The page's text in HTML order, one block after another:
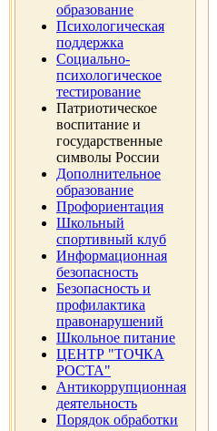
образование
Психологическая
поддержка
Социально-
психологическое
тестирование
Патриотическое
воспитание и
государственные
символы России
Дополнительное
образование
Профориентация
Школьный
спортивный клуб
Информационная
безопасность
Безопасность и
профилактика
правонарушений
Школьное питание
ЦЕНТР "ТОЧКА
РОСТА"
Антикоррупционная
деятельность
Порядок обработки